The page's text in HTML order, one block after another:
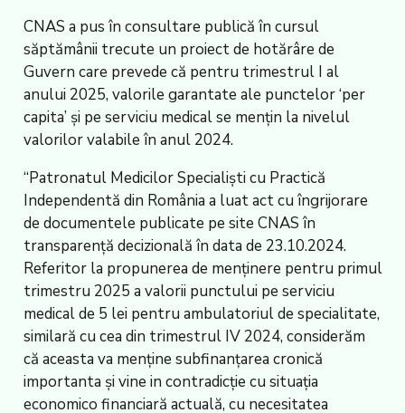
CNAS a pus în consultare publică în cursul
săptămânii trecute un proiect de hotărâre de
Guvern care prevede că pentru trimestrul I al
anului 2025, valorile garantate ale punctelor ‘per
capita’ şi pe serviciu medical se menţin la nivelul
valorilor valabile în anul 2024.
“Patronatul Medicilor Specialişti cu Practică
Independentă din România a luat act cu îngrijorare
de documentele publicate pe site CNAS în
transparenţă decizională în data de 23.10.2024.
Referitor la propunerea de menţinere pentru primul
trimestru 2025 a valorii punctului pe serviciu
medical de 5 lei pentru ambulatoriul de specialitate,
similară cu cea din trimestrul IV 2024, considerăm
că aceasta va menţine subfinanţarea cronică
importanta şi vine in contradicţie cu situaţia
economico financiară actuală, cu necesitatea